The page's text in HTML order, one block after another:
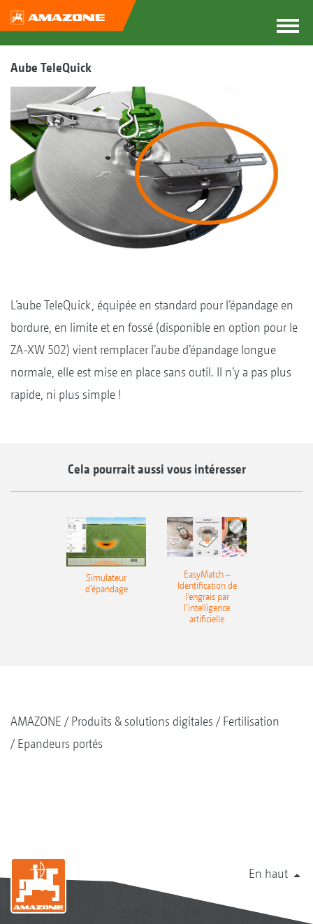
Aube TeleQuick
L’aube TeleQuick, équipée en standard pour l’épandage en
bordure, en limite et en fossé (disponible en option pour le
ZA-XW 502) vient remplacer l’aube d’épandage longue
normale, elle est mise en place sans outil. Il n’y a pas plus
rapide, ni plus simple !
Cela pourrait aussi vous intéresser
Simulateur
d‘épandage
EasyMatch –
Identification de
l’engrais par
l’intelligence
artificielle
AMAZONE Produits & solutions digitales
Fertilisation
Epandeurs portés
En haut